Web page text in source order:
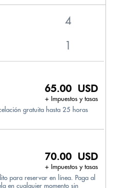
65.00 USD
+ Impuestos y tasas
gratuita hasta 25 horas
70.00 USD
+ Impuestos y tasas
para reservar en línea. Paga al
en cualquier momento sin